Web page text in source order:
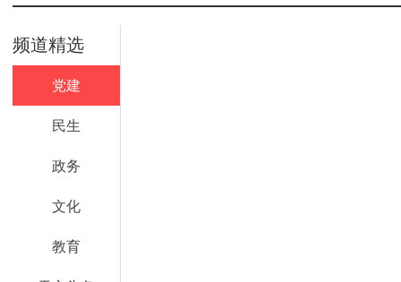
频道精选
党建
民生
政务
文化
教育